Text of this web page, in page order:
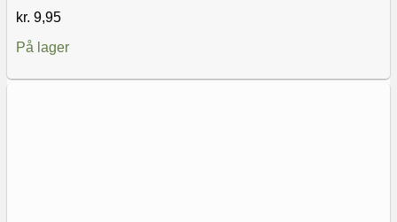
kr. 9,95
På lager